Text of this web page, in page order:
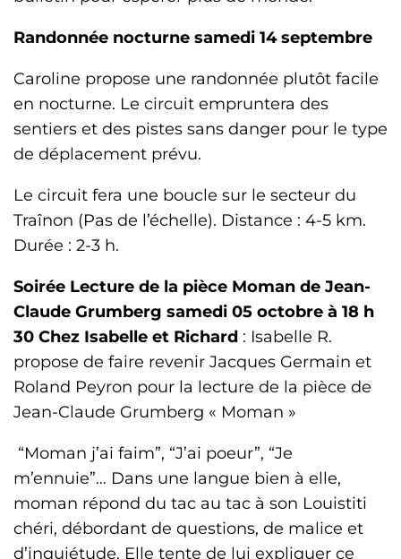
Randonnée nocturne samedi 14 septembre
Caroline propose une randonnée plutôt facile
en nocturne. Le circuit empruntera des
sentiers et des pistes sans danger pour le type
de déplacement prévu.
Le circuit fera une boucle sur le secteur du
Traînon (Pas de l’échelle). Distance : 4-5 km.
Durée : 2-3 h.
Soirée Lecture de la pièce Moman de Jean-
Claude Grumberg samedi 05 octobre à 18 h
30 Chez Isabelle et Richard : Isabelle R.
propose de faire revenir Jacques Germain et
Roland Peyron pour la lecture de la pièce de
Jean-Claude Grumberg « Moman »
“Moman j’ai faim”, “J’ai poeur”, “Je
m’ennuie”… Dans une langue bien à elle,
moman répond du tac au tac à son Louistiti
chéri, débordant de questions, de malice et
d’inquiétude. Elle tente de lui expliquer ce